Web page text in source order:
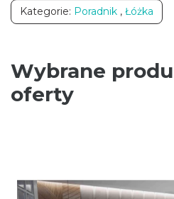
Kategorie: Poradnik , Łóżka
Wybrane
oferty